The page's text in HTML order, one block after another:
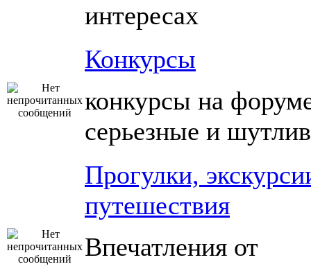
интересах
Конкурсы
конкурсы на
серьезные и
Прогулки,
путешествия
Впечатления от